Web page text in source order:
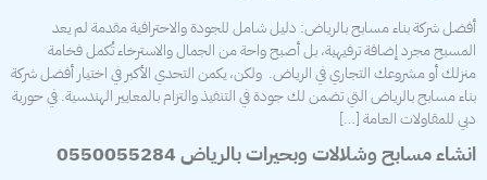
أفضل شركة بناء مسابح بالرياض: دليل شامل للجودة والاحترافية مقدمة لم يعد
المسبح مجرد إضافة ترفيهية، بل أصبح واحة من الجمال والاسترخاء تُكمل فخامة
منزلك أو مشروعك التجاري في الرياض. ولكن، يكمن التحدي الأكبر في اختيار أفضل شركة
بناء مسابح بالرياض التي تضمن لك جودة في التنفيذ والتزام بالمعايير الهندسية. في حورية
دبي للمقاولات العامة […]
انشاء مسابح وشلالات وبحيرات بالرياض 0550055284